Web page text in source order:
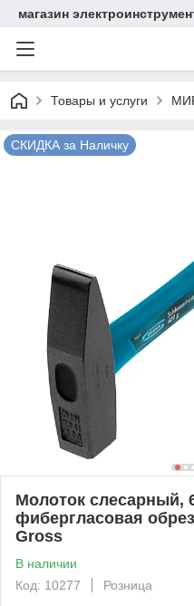
магазин
Товары и услуги
СКИДКА за Наличку
Молоток слесарный,
фибергласовая
Gross
В наличии
Код: 10277
Розница